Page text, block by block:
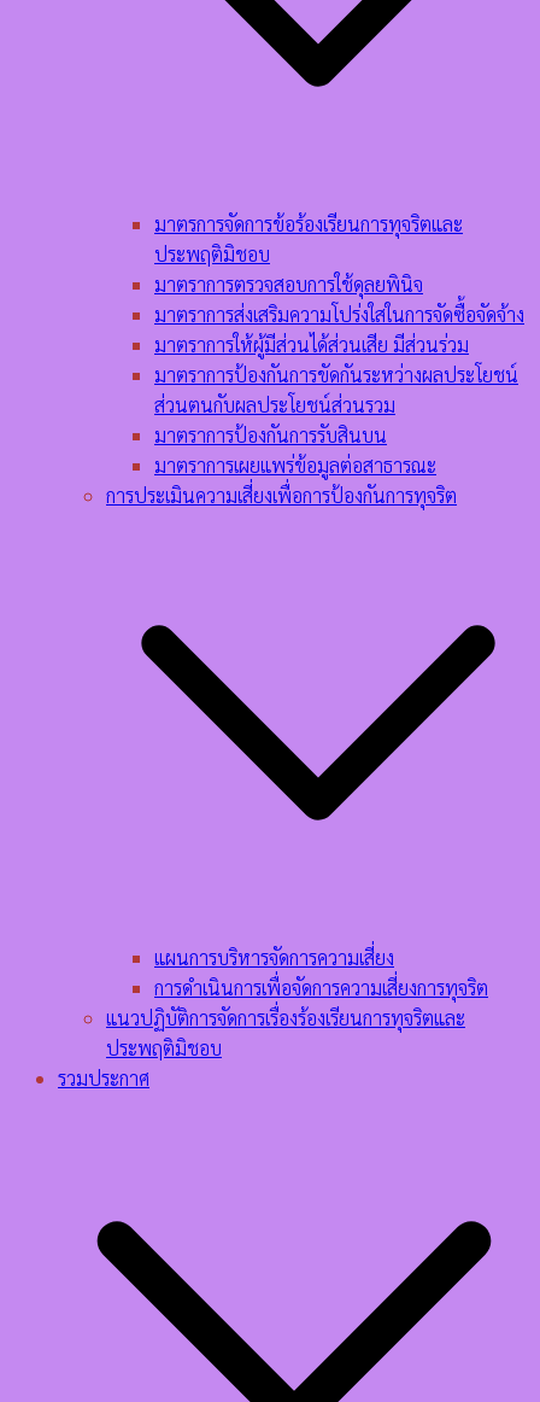
มาตรการจัดการข้อร้องเรียนการทุจริตและ
ประพฤติมิชอบ
มาตราการตรวจสอบการใช้ดุลยพินิจ
มาตราการส่งเสริมความโปร่งใสในการจัดซื้อจัดจ้าง
มาตราการให้ผู้มีส่วนได้ส่วนเสีย มีส่วนร่วม
มาตราการป้องกันการขัดกันระหว่างผลประโยชน์
ส่วนตนกับผลประโยชน์ส่วนรวม
มาตราการป้องกันการรับสินบน
มาตราการเผยแพร่ข้อมูลต่อสาธารณะ
การประเมินความเสี่ยงเพื่อการป้องกันการทุจริต
แผนการบริหารจัดการความเสี่ยง
การดำเนินการเพื่อจัดการความเสี่ยงการทุจริต
แนวปฏิบัติการจัดการเรื่องร้องเรียนการทุจริตและ
ประพฤติมิชอบ
รวมประกาศ